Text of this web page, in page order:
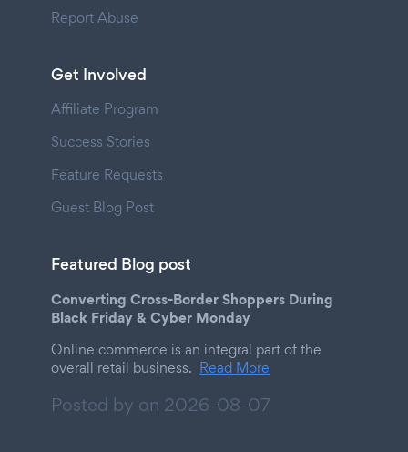
Report Abuse
Get Involved
Affiliate Program
Success Stories
Feature Requests
Guest Blog Post
Featured Blog post
Converting Cross-Border Shoppers During
Black Friday & Cyber Monday
Online commerce is an integral part of the
overall retail business. Read More
Posted by on 2026-08-07